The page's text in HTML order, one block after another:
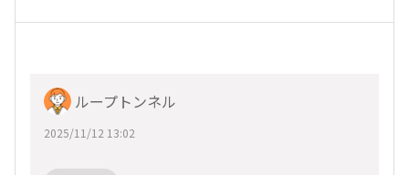
ループトンネル
2025/11/12 13:02